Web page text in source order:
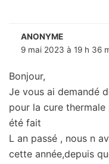
ANONYME
9 mai 2023 à 19 h 36
Bonjour,
Je vous ai demandé
pour la cure thermale
été fait
L an passé , nous n
cette année,depuis